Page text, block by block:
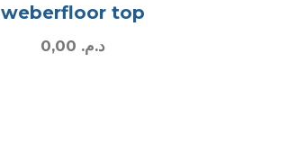
weberfloor top
د.م.